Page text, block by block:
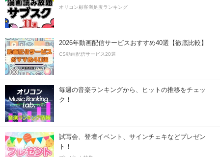
オリコン顧客満足度ランキング
2026年動画配信サービスおすすめ40選【徹底比較】
CS動画配信サービス20選
毎週の音楽ランキングから、ヒットの推移をチェッ
ク！
試写会、登壇イベント、サインチェキなどプレゼン
ト！